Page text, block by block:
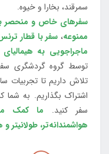
سمرقند، بخارا و خیوه.
سفرهای خاص و منحصر
ممنوعه، سفر با قطار
ماجراجویی به
توسط گروه گردشگری
تلاش داریم تا تجربیات
اشتراک بگذاریم. به شما
سفر کنید. ما کمک
هواشمندانه‌تر، طولانی‎تر و هیجان‌انگیزتر باشد.